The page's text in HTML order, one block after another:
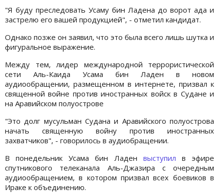
"Я буду преследовать Усаму бин Ладена до ворот ада и
застрелю его вашей продукцией", - отметил кандидат.
Однако позже он заявил, что это была всего лишь шутка и
фигуральное выражение.
Между тем, лидер международной террористической
сети Аль-Каида Усама бин Ладен в новом
аудиообращении, размещенном в интернете, призвал к
священной войне против иностранных войск в Судане и
на Аравийском полуострове
"Это долг мусульман Судана и Аравийского полуострова
начать священную войну против иностранных
захватчиков", - говорилось в аудиобращении.
В понедельник Усама бин Ладен выступил в эфире
спутникового телеканала Аль-Джазира с очередным
аудиообращением, в котором призвал всех боевиков в
Ираке к объединению.